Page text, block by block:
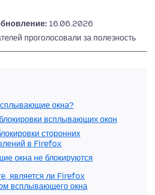
16.06.2026
проголосовали за полезность
окна?
всплывающих окон
сторонних
в Firefox
окна не блокируются
является ли Firefox
всплывающего окна